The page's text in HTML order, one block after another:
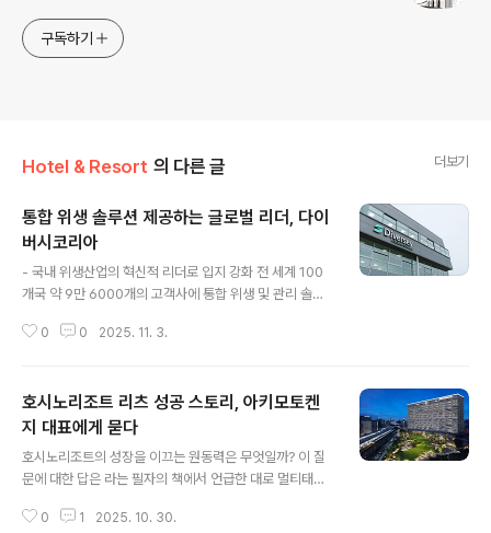
구독하기
Hotel & Resort 의 다른 글 더보기
통합 위생 솔루션 제공하는 글로벌 리더, 다이
버시코리아
- 국내 위생산업의 혁신적 리더로 입지 강화 전 세계 100
개국 약 9만 6000개의 고객사에 통합 위생 및 관리 솔루
기업 솔레니스(Solenis)와의 합병을 계기로 한국 시장에
(Diversey Korea)는 제품·서비스·운영 전반의 경쟁력을
강화하고, 변화하는 시장 환경 속에서 지속가능한 성장 기
반을 구축하는 데 주력하고 있다. 한때 국내 위생 솔루션 시
장의 선두주자로 자리했던 다이버시코리아는 코로나 시기
를 거치며 잠시 숨 고르기를 했지만, 이번 합병을 통해 본사
의 전폭적인 지지를 받으며, 다시 한 번 글로벌 리더로서의
0 0 2025. 11. 3.
호시노리조트 리츠 성공 스토리, 아키모토켄
지 대표에게 묻다
호시노리조트의 성장을 이끄는 원동력은 무엇일까? 이 질
문에 대한 답은 라는 필자의 책에서 언급한 대로 멀티태스
러나 책에서 자세히 소개하지 않은 또 하나의 중요한 요인
0 1 2025. 10. 30.